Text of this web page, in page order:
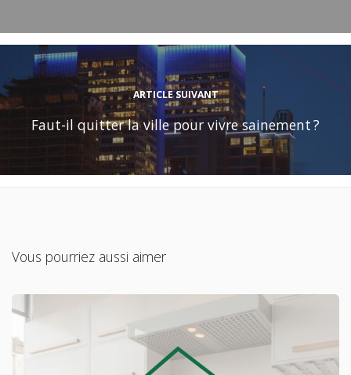
ARTICLE SUIVANT
Faut-il quitter la ville pour vivre sainement ?
Vous pourriez aussi aimer